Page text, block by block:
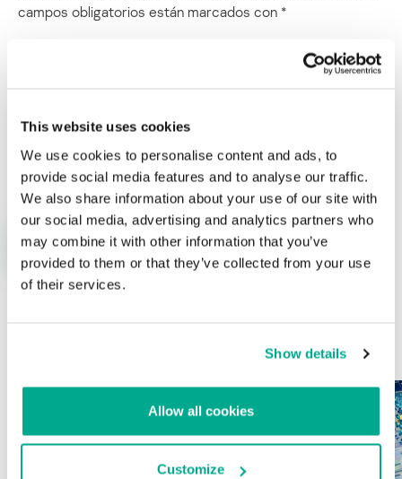
This website uses cookies
We use cookies to personalise content and ads, to
provide social media features and to analyse our traffic.
We also share information about your use of our site with
our social media, advertising and analytics partners who
may combine it with other information that you’ve
provided to them or that they’ve collected from your use
of their services.
Show details
Allow all cookies
Customize
campos obligatorios están marcados con *
ÚLTIMAS PUBLICACIONES